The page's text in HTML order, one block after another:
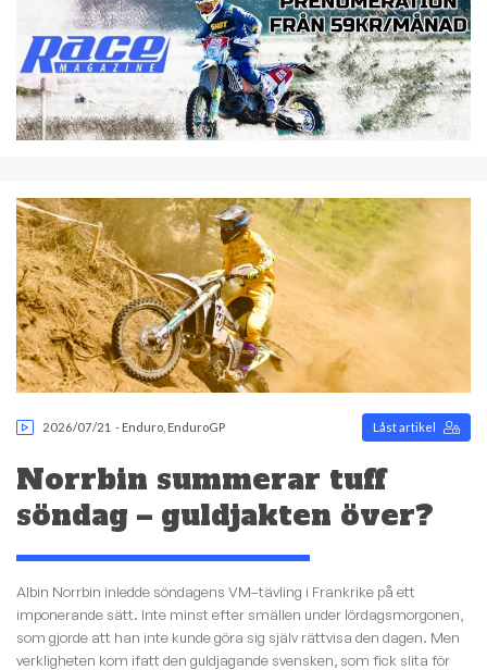
2026/07/21 - Enduro EnduroGP Låst artikel
Norrbin summerar tuff
söndag – guldjakten över?
Albin Norrbin inledde söndagens VM–tävling i Frankrike på ett
imponerande sätt. Inte minst efter smällen under lördagsmorgonen,
som gjorde att han inte kunde göra sig själv rättvisa den dagen. Men
verkligheten kom ifatt den guldjagande svensken, som fick slita för